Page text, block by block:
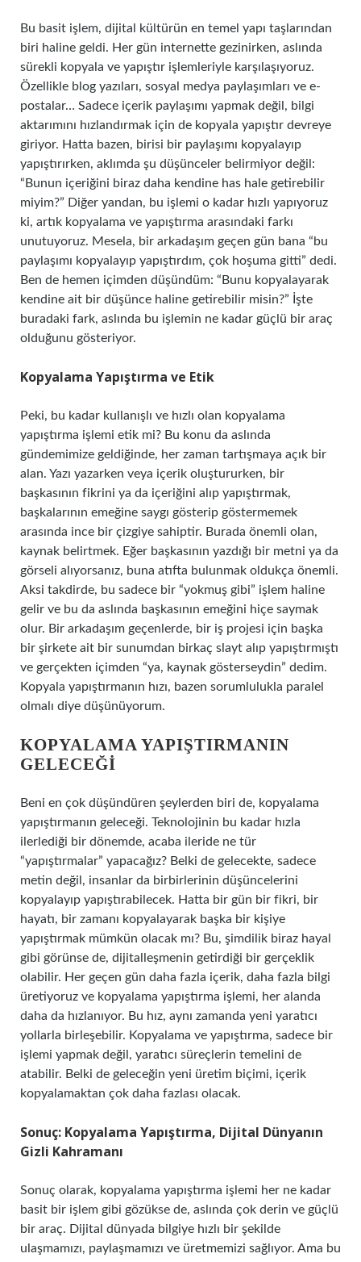
Bu basit işlem, dijital kültürün en temel yapı taşlarından
biri haline geldi. Her gün internette gezinirken, aslında
sürekli kopyala ve yapıştır işlemleriyle karşılaşıyoruz.
Özellikle blog yazıları, sosyal medya paylaşımları ve e-
postalar… Sadece içerik paylaşımı yapmak değil, bilgi
aktarımını hızlandırmak için de kopyala yapıştır devreye
giriyor. Hatta bazen, birisi bir paylaşımı kopyalayıp
yapıştırırken, aklımda şu düşünceler belirmiyor değil:
“Bunun içeriğini biraz daha kendine has hale getirebilir
miyim?” Diğer yandan, bu işlemi o kadar hızlı yapıyoruz
ki, artık kopyalama ve yapıştırma arasındaki farkı
unutuyoruz. Mesela, bir arkadaşım geçen gün bana “bu
paylaşımı kopyalayıp yapıştırdım, çok hoşuma gitti” dedi.
Ben de hemen içimden düşündüm: “Bunu kopyalayarak
kendine ait bir düşünce haline getirebilir misin?” İşte
buradaki fark, aslında bu işlemin ne kadar güçlü bir araç
olduğunu gösteriyor.
Kopyalama Yapıştırma ve Etik
Peki, bu kadar kullanışlı ve hızlı olan kopyalama
yapıştırma işlemi etik mi? Bu konu da aslında
gündemimize geldiğinde, her zaman tartışmaya açık bir
alan. Yazı yazarken veya içerik oluştururken, bir
başkasının fikrini ya da içeriğini alıp yapıştırmak,
başkalarının emeğine saygı gösterip göstermemek
arasında ince bir çizgiye sahiptir. Burada önemli olan,
kaynak belirtmek. Eğer başkasının yazdığı bir metni ya da
görseli alıyorsanız, buna atıfta bulunmak oldukça önemli.
Aksi takdirde, bu sadece bir “yokmuş gibi” işlem haline
gelir ve bu da aslında başkasının emeğini hiçe saymak
olur. Bir arkadaşım geçenlerde, bir iş projesi için başka
bir şirkete ait bir sunumdan birkaç slayt alıp yapıştırmıştı
ve gerçekten içimden “ya, kaynak gösterseydin” dedim.
Kopyala yapıştırmanın hızı, bazen sorumlulukla paralel
olmalı diye düşünüyorum.
KOPYALAMA YAPIŞTIRMANIN
GELECEĞI
Beni en çok düşündüren şeylerden biri de, kopyalama
yapıştırmanın geleceği. Teknolojinin bu kadar hızla
ilerlediği bir dönemde, acaba ileride ne tür
“yapıştırmalar” yapacağız? Belki de gelecekte, sadece
metin değil, insanlar da birbirlerinin düşüncelerini
kopyalayıp yapıştırabilecek. Hatta bir gün bir fikri, bir
hayatı, bir zamanı kopyalayarak başka bir kişiye
yapıştırmak mümkün olacak mı? Bu, şimdilik biraz hayal
gibi görünse de, dijitalleşmenin getirdiği bir gerçeklik
olabilir. Her geçen gün daha fazla içerik, daha fazla bilgi
üretiyoruz ve kopyalama yapıştırma işlemi, her alanda
daha da hızlanıyor. Bu hız, aynı zamanda yeni yaratıcı
yollarla birleşebilir. Kopyalama ve yapıştırma, sadece bir
işlemi yapmak değil, yaratıcı süreçlerin temelini de
atabilir. Belki de geleceğin yeni üretim biçimi, içerik
kopyalamaktan çok daha fazlası olacak.
Sonuç: Kopyalama Yapıştırma, Dijital Dünyanın
Gizli Kahramanı
Sonuç olarak, kopyalama yapıştırma işlemi her ne kadar
basit bir işlem gibi gözükse de, aslında çok derin ve güçlü
bir araç. Dijital dünyada bilgiye hızlı bir şekilde
ulaşmamızı, paylaşmamızı ve üretmemizi sağlıyor. Ama bu